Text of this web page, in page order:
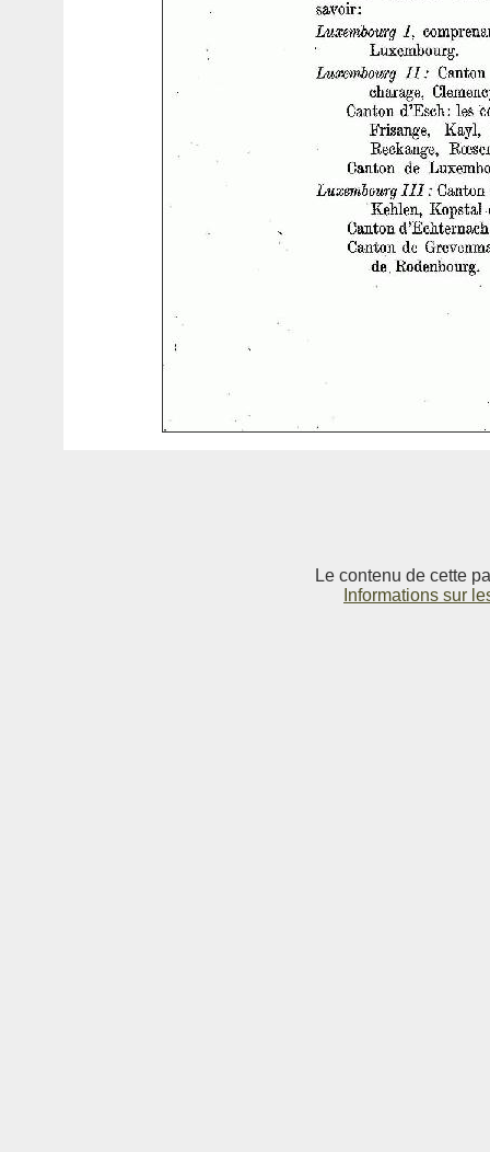
Le contenu de cette
Informations sur